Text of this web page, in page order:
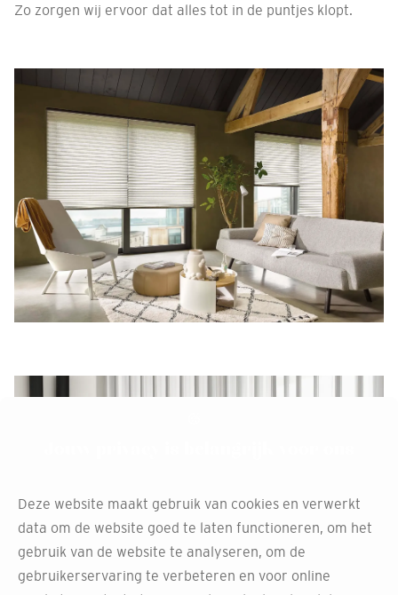
Zo zorgen wij ervoor dat alles tot in de puntjes klopt.
Deze website maakt gebruik van cookies en verwerkt
data om de website goed te laten functioneren, om het
gebruik van de website te analyseren, om de
gebruikerservaring te verbeteren en voor online